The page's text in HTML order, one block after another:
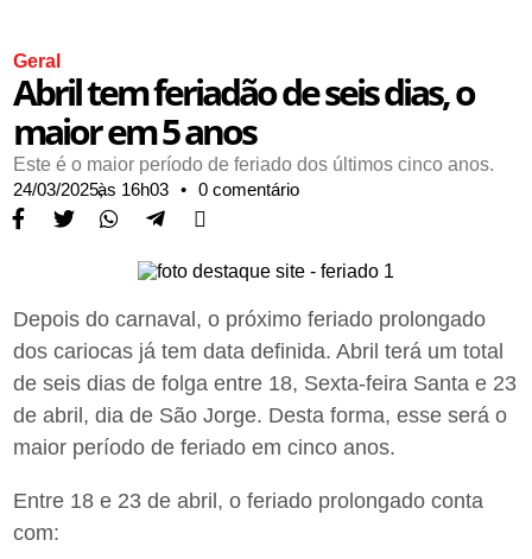
Geral
Abril tem feriadão de seis dias, o
maior em 5 anos
Este é o maior período de feriado dos últimos cinco anos.
24/03/2025,às 16h03 • 0 comentário
Depois do carnaval, o próximo feriado prolongado
dos cariocas já tem data definida. Abril terá um total
de seis dias de folga entre 18, Sexta-feira Santa e 23
de abril, dia de São Jorge. Desta forma, esse será o
maior período de feriado em cinco anos.
Entre 18 e 23 de abril, o feriado prolongado conta
com: